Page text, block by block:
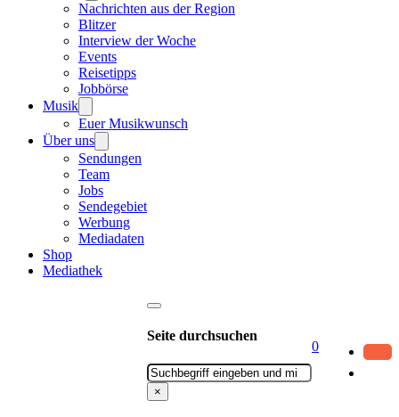
Nachrichten aus der Region
Blitzer
Interview der Woche
Events
Reisetipps
Jobbörse
Musik
Euer Musikwunsch
Über uns
Sendungen
Team
Jobs
Sendegebiet
Werbung
Mediadaten
Shop
Mediathek
Seite durchsuchen
Suchen
×
0